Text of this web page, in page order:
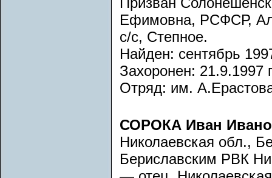
Ефимовна, РСФСР,
с/с, Степное.
Найден: сентябрь
Захоронен: 21.9.1997
Отряд: им.
СОРОКА Иван
Николаевская обл.,
Бериславским РВК